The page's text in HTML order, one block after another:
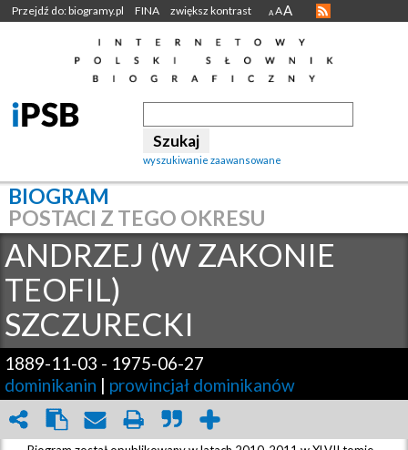
Przejdź do: biogramy.pl FINA zwiększ kontrast A AA
wyszukiwanie zaawansowane
BIOGRAM
POSTACI Z TEGO OKRESU
ANDRZEJ (W ZAKONIE
TEOFIL)
SZCZURECKI
1889-11-03 - 1975-06-27
dominikanin | prowincjał dominikanów